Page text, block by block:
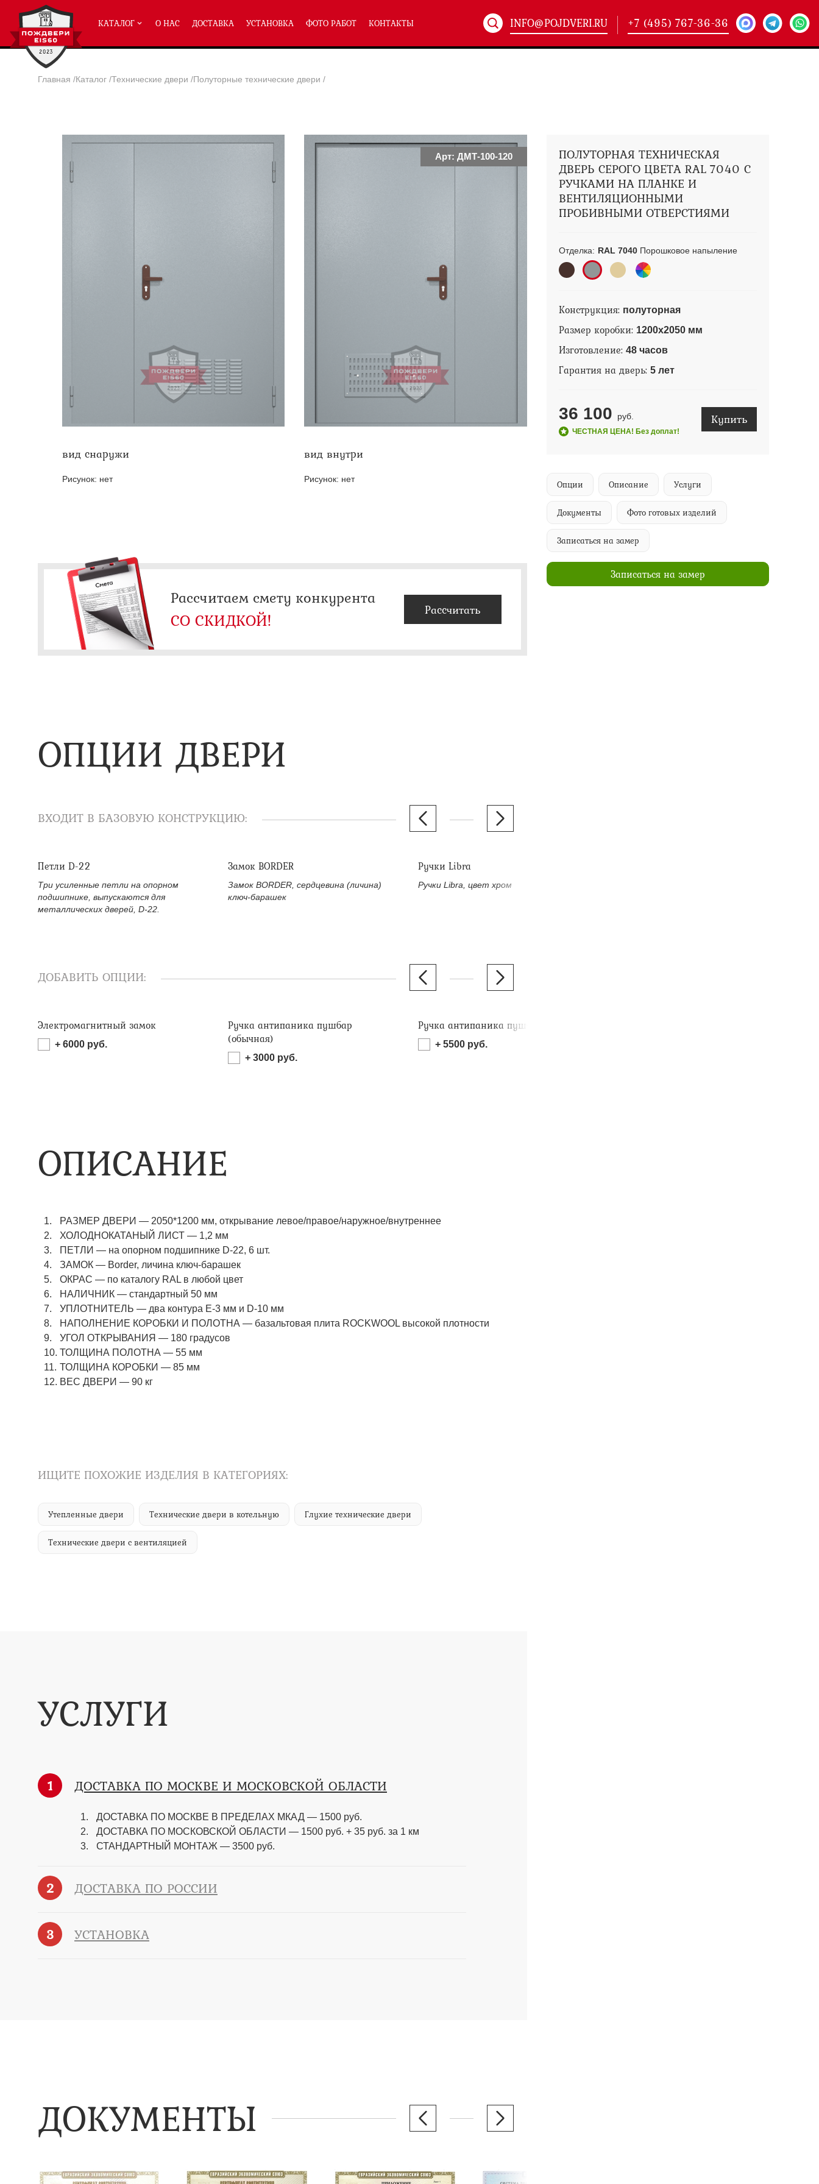
КАТАЛОГ
Полуторные двери ei-60(204)
Двери ei-60 для производственных помещений
Полуторные технические двери
Двупольные технические двери(178)
О НАС ДОСТАВКА УСТАНОВКА ФОТО РАБОТ КОНТАКТЫ INFO@POJDVERI.RU +7 (495) 767-36-36
Главная /Каталог /Технические двери /Полуторные технические двери /
Арт: ДМТ-100-120
вид снаружи
Рисунок: нет
вид внутри
Рисунок: нет
ПОЛУТОРНАЯ ТЕХНИЧЕСКАЯ
ДВЕРЬ СЕРОГО ЦВЕТА RAL 7040 С
РУЧКАМИ НА ПЛАНКЕ И
ВЕНТИЛЯЦИОННЫМИ
ПРОБИВНЫМИ ОТВЕРСТИЯМИ
Отделка: RAL 7040Порошковое напыление
Конструкция: полуторная
Размер коробки: 1200х2050 мм
Изготовление: 48 часов
Гарантия на дверь: 5 лет
36 100 руб.
ЧЕСТНАЯ ЦЕНА! Без доплат!
Купить
Опции Описание Услуги
Документы Фото готовых изделий
Записаться на замер
Записаться на замер
Рассчитаем смету конкурента
СО СКИДКОЙ! Рассчитать
ОПЦИИ ДВЕРИ
ВХОДИТ В БАЗОВУЮ КОНСТРУКЦИЮ:
Петли D-22
Три усиленные петли на опорном
подшипнике, выпускаются для
металлических дверей, D-22.
Замок BORDER
Замок BORDER, сердцевина (личина)
ключ-барашек
Ручки Libra
Ручки Libra, цвет хром
ДОБАВИТЬ ОПЦИИ:
Электромагнитный замок
+ 6000 руб.
Ручка антипаника пушбар
(обычная)
+ 3000 руб.
Ручка антипаника пушбар (штанга)
+ 5500 руб.
ОПИСАНИЕ
РАЗМЕР ДВЕРИ — 2050*1200 мм, открывание левое/правое/наружное/внутреннее
ХОЛОДНОКАТАНЫЙ ЛИСТ — 1,2 мм
ПЕТЛИ — на опорном подшипнике D-22, 6 шт.
ЗАМОК — Border, личина ключ-барашек
ОКРАС — по каталогу RAL в любой цвет​​​​​​​
НАЛИЧНИК — стандартный 50 мм
УПЛОТНИТЕЛЬ — два контура Е-3 мм и D-10 мм
НАПОЛНЕНИЕ КОРОБКИ И ПОЛОТНА — базальтовая плита ROCKWOOL высокой плотности
УГОЛ ОТКРЫВАНИЯ — 180 градусов
ТОЛЩИНА ПОЛОТНА — 55 мм
ТОЛЩИНА КОРОБКИ — 85 мм
ВЕС ДВЕРИ — 90 кг
ИЩИТЕ ПОХОЖИЕ ИЗДЕЛИЯ В КАТЕГОРИЯХ:
Утепленные двери Технические двери в котельную Глухие технические двери
Технические двери с вентиляцией
УСЛУГИ
1 ДОСТАВКА ПО МОСКВЕ И МОСКОВСКОЙ ОБЛАСТИ
ДОСТАВКА ПО МОСКВЕ В ПРЕДЕЛАХ МКАД — 1500 руб.
ДОСТАВКА ПО МОСКОВСКОЙ ОБЛАСТИ — 1500 руб. + 35 руб. за 1 км
СТАНДАРТНЫЙ МОНТАЖ — 3500 руб.
2 ДОСТАВКА ПО РОССИИ
3 УСТАНОВКА
ДОКУМЕНТЫ